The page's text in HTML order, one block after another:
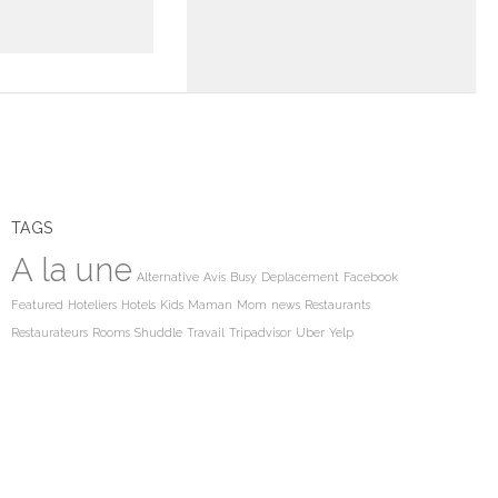
TAGS
A la une Alternative Avis Busy Deplacement Facebook
Featured Hoteliers Hotels Kids Maman Mom news Restaurants
Restaurateurs Rooms Shuddle Travail Tripadvisor Uber Yelp